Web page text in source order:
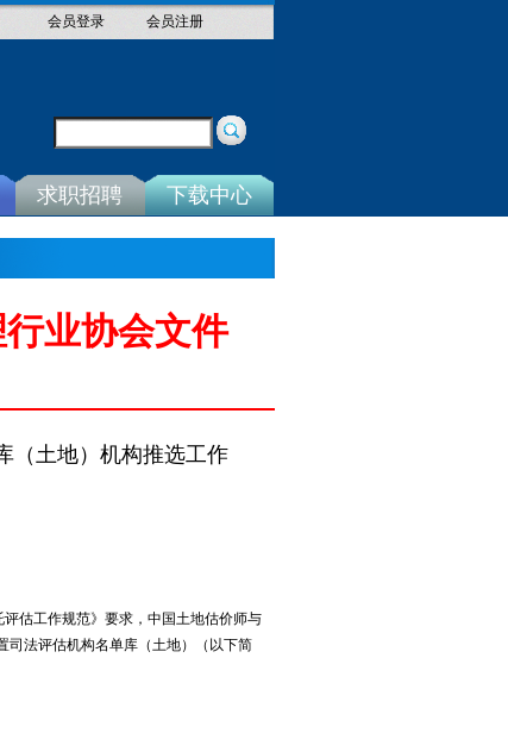
会员登录 会员注册
求职招聘 下载中心
业协会文件
（土地）机构推选工作
估工作规范》要求，中国土地估价师与
司法评估机构名单库（土地）（以下简